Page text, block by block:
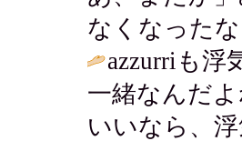
なくなった
azzurriも浮
一緒なんだ
いいなら、